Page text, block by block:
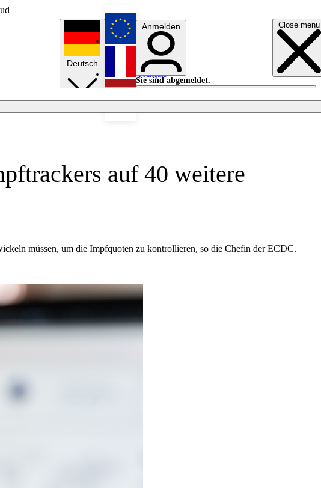
Close menu
Deutsch
English
Français
Anmelden
Sie sind abgemeldet.
Anmelden
Licht aus
auf 40 weitere
müssen, um die Impfquoten zu kontrollieren, so die Chefin der ECDC.